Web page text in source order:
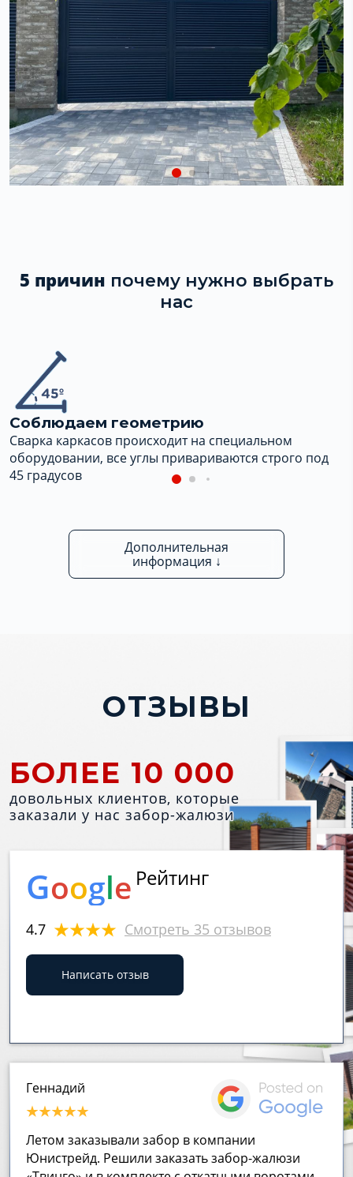
5 причин почему нужно выбрать
нас
Соблюдаем геометрию
Сварка каркасов происходит на специальном
оборудовании, все углы привариваются строго под
45 градусов
Дополнительная
информация ↓
ОТЗЫВЫ
БОЛЕЕ 10 000
довольных клиентов, которые
заказали у нас забор-жалюзи
Google Рейтинг
4.7 Смотреть 35 отзывов
Написать отзыв
Геннадий
Летом заказывали забор в компании
Юнистрейд. Решили заказать забор-жалюзи